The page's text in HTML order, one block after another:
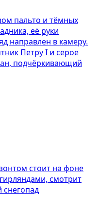
пальто и тёмных
её руки
направлен в камеру.
Петру I и серое
подчёркивающий